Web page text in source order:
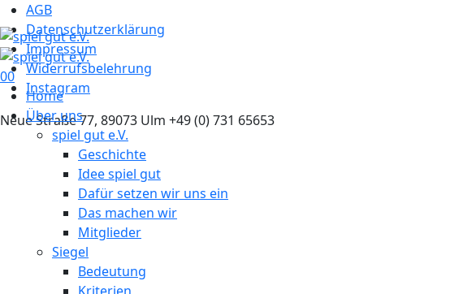
AGB
Datenschutzerklärung
Impressum
Widerrufsbelehrung
Instagram
Neue Straße 77, 89073 Ulm +49 (0) 731 65653
00
Home
Über uns
spiel gut e.V.
Geschichte
Idee spiel gut
Dafür setzen wir uns ein
Das machen wir
Mitglieder
Siegel
Bedeutung